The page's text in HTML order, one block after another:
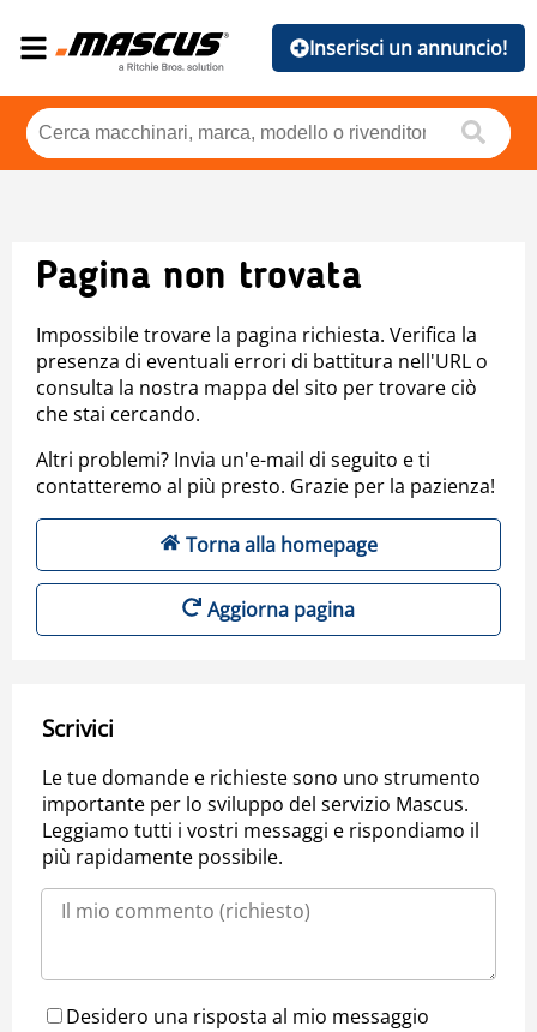
Inserisci un annuncio!
Pagina non trovata
Impossibile trovare la pagina richiesta. Verifica la
presenza di eventuali errori di battitura nell'URL o
consulta la nostra mappa del sito per trovare ciò
che stai cercando.
Altri problemi? Invia un'e-mail di seguito e ti
contatteremo al più presto. Grazie per la pazienza!
Torna alla homepage
Aggiorna pagina
Scrivici
Le tue domande e richieste sono uno strumento
importante per lo sviluppo del servizio Mascus.
Leggiamo tutti i vostri messaggi e rispondiamo il
più rapidamente possibile.
Desidero una risposta al mio messaggio